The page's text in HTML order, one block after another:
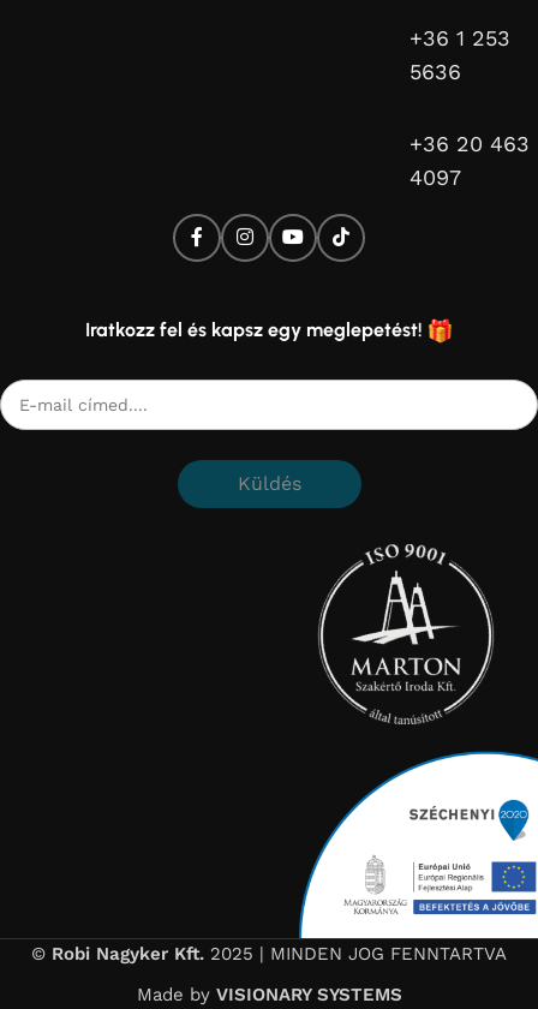
+36 1 253
5636
+36 20 463
4097
Iratkozz fel és kapsz egy meglepetést!
Küldés
© Robi Nagyker Kft. 2025 | MINDEN JOG FENNTARTVA
Made by VISIONARY SYSTEMS